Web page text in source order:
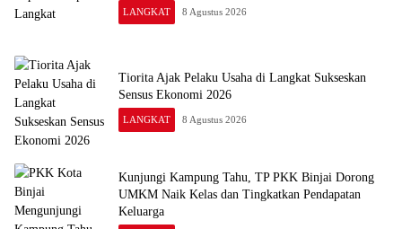
LANGKAT 8 Agustus 2026
Tiorita Ajak Pelaku Usaha di Langkat Sukseskan
Sensus Ekonomi 2026
LANGKAT 8 Agustus 2026
Kunjungi Kampung Tahu, TP PKK Binjai Dorong
UMKM Naik Kelas dan Tingkatkan Pendapatan
Keluarga